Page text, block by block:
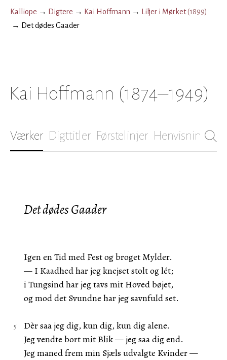
Kalliope → Digtere → Kai Hoffmann → Liljer i Mørket(1899)
→ Det dødes Gaader
Kai Hoffmann (1874–1949)
Værker Digttitler Førstelinjer Henvisninger
Det dødes Gaader
Igen en Tid med Fest og broget Mylder.
— I Kaadhed har jeg knejset stolt og lét;
i Tungsind har jeg tavs mit Hoved bøjet,
og mod det Svundne har jeg savnfuld set.
Dèr saa jeg dig, kun dig, kun dig alene.
Jeg vendte bort mit Blik — jeg saa dig end.
Jeg maned frem min Sjæls udvalgte Kvinder —